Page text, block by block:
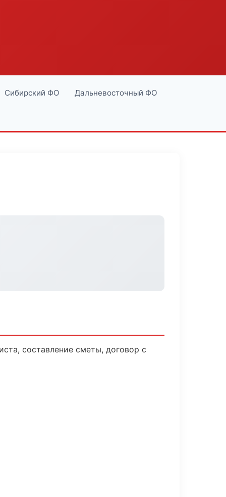
Сибирский ФО Дальневосточный ФО
составление сметы, договор с